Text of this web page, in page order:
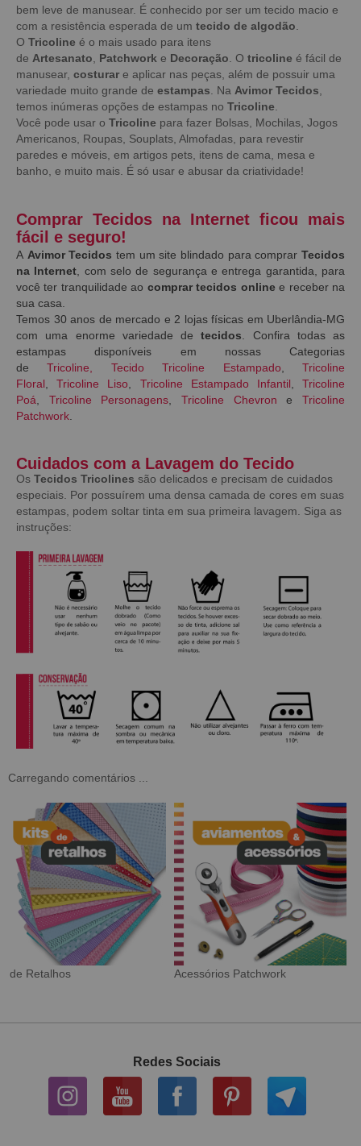
bem leve de manusear. É conhecido por ser um tecido macio e
com a resistência esperada de um tecido de algodão.
O Tricoline é o mais usado para itens
de Artesanato, Patchwork e Decoração. O tricoline é fácil de
manusear, costurar e aplicar nas peças, além de possuir uma
variedade muito grande de estampas. Na Avimor Tecidos,
temos inúmeras opções de estampas no Tricoline.
Você pode usar o Tricoline para fazer Bolsas, Mochilas, Jogos
Americanos, Roupas, Souplats, Almofadas, para revestir
paredes e móveis, em artigos pets, itens de cama, mesa e
banho, e muito mais. É só usar e abusar da criatividade!
Comprar Tecidos na Internet ficou mais
fácil e seguro!
A Avimor Tecidos tem um site blindado para comprarTecidos
na Internet, com selo de segurança e entrega garantida, para
você ter tranquilidade ao comprar tecidos onlinee receber na
sua casa.
Temos 30 anos de mercado e 2 lojas físicas em Uberlândia-MG
com uma enorme variedade detecidos. Confira todas as
estampas disponíveis em nossas Categorias
deTricoline, Tecido Tricoline Estampado,Tricoline
Floral,Tricoline Liso, Tricoline Estampado Infantil,Tricoline
Poá, Tricoline Personagens,Tricoline Chevron eTricoline
Patchwork.
Cuidados com a Lavagem do Tecido
Os Tecidos Tricolines são delicados e precisam de cuidados
especiais. Por possuírem uma densa camada de cores em suas
estampas, podem soltar tinta em sua primeira lavagem. Siga as
instruções:
Carregando comentários ...
Tecido Digital Sarja Impermeável
Redes Sociais